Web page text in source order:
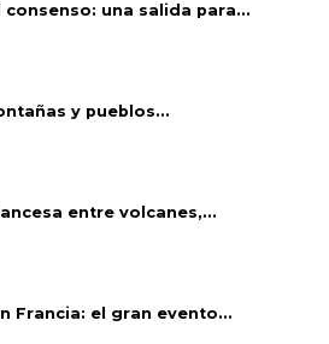
una salida para...
y pueblos...
entre volcanes,...
Francia: el gran evento...